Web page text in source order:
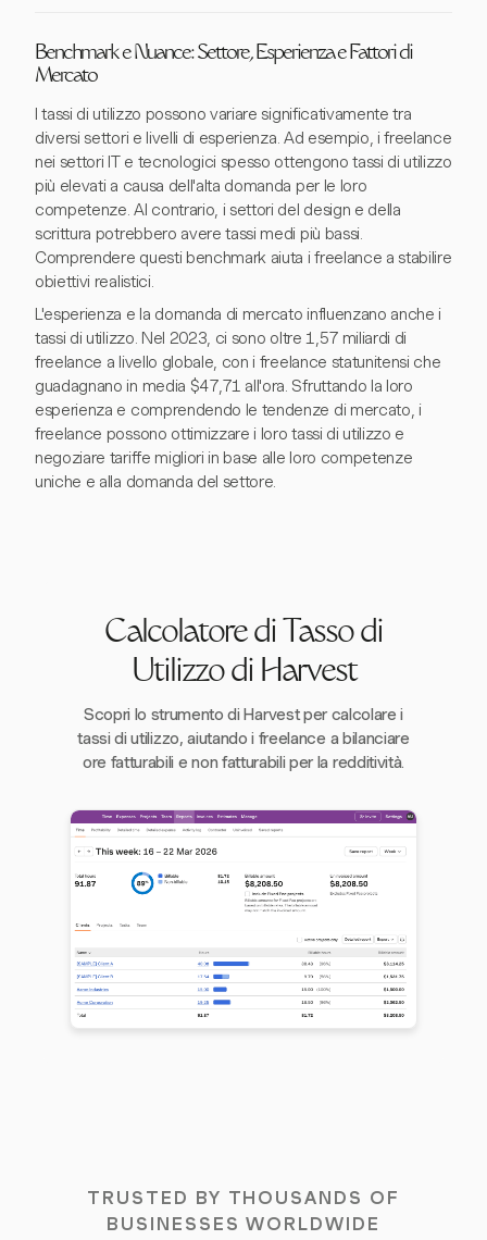
Benchmark e Nuance: Settore, Esperienza e Fattori di
Mercato
I tassi di utilizzo possono variare significativamente tra
diversi settori e livelli di esperienza. Ad esempio, i freelance
nei settori IT e tecnologici spesso ottengono tassi di utilizzo
più elevati a causa dell'alta domanda per le loro
competenze. Al contrario, i settori del design e della
scrittura potrebbero avere tassi medi più bassi.
Comprendere questi benchmark aiuta i freelance a stabilire
obiettivi realistici.
L'esperienza e la domanda di mercato influenzano anche i
tassi di utilizzo. Nel 2023, ci sono oltre 1,57 miliardi di
freelance a livello globale, con i freelance statunitensi che
guadagnano in media $47,71 all'ora. Sfruttando la loro
esperienza e comprendendo le tendenze di mercato, i
freelance possono ottimizzare i loro tassi di utilizzo e
negoziare tariffe migliori in base alle loro competenze
uniche e alla domanda del settore.
Calcolatore di Tasso di
Utilizzo di Harvest
Scopri lo strumento di Harvest per calcolare i
tassi di utilizzo, aiutando i freelance a bilanciare
ore fatturabili e non fatturabili per la redditività.
TRUSTED BY THOUSANDS OF
BUSINESSES WORLDWIDE